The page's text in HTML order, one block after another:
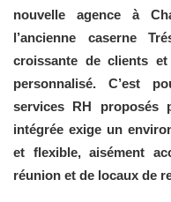
nouvelle agence à
l’ancienne caserne
croissante de clients
personnalisé. C’est
services RH proposés
intégrée exige un
et flexible, aisément
réunion et de locaux de